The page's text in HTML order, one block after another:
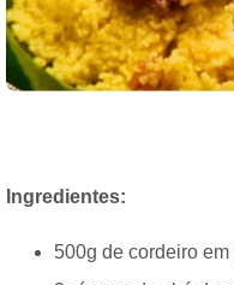
Ingredientes:
500g de cordeiro